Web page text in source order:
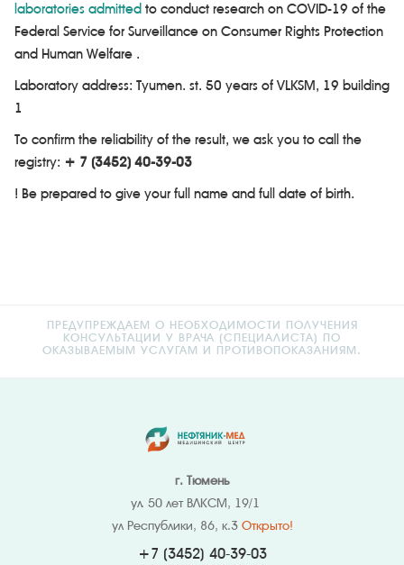
laboratories admitted to conduct research on COVID-19 of the
Federal Service for Surveillance on Consumer Rights Protection
and Human Welfare .
Laboratory address: Tyumen. st. 50 years of VLKSM, 19 building
1
To confirm the reliability of the result, we ask you to call the
registry: + 7 (3452) 40-39-03
! Be prepared to give your full name and full date of birth.
ПРЕДУПРЕЖДАЕМ О НЕОБХОДИМОСТИ ПОЛУЧЕНИЯ
КОНСУЛЬТАЦИИ У ВРАЧА (СПЕЦИАЛИСТА) ПО
ОКАЗЫВАЕМЫМ УСЛУГАМ И ПРОТИВОПОКАЗАНИЯМ.
г. Тюмень
ул. 50 лет ВЛКСМ, 19/1
ул Республики, 86, к.3 Открыто!
+7 (3452) 40-39-03